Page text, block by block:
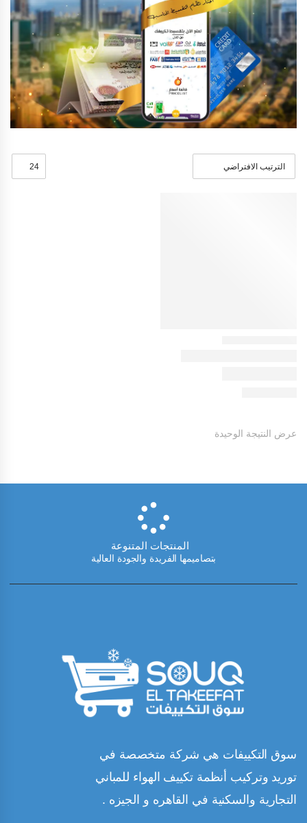
عرض النتيجة الوحيدة
المنتجات المتنوعة
بتصاميمها الفريدة والجودة العالية
سوق التكييفات هي شركة متخصصة في
توريد وتركيب أنظمة تكييف الهواء للمباني
التجارية والسكنية في القاهره و الجيزه .